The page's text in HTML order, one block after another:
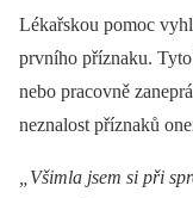
Lékařskou pomoc
prvního příznaku.
nebo pracovně
neznalost příznaků
„Všimla jsem si při